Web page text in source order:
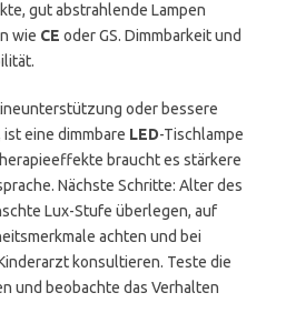
gut abstrahlende Lampen
wie CE oder GS. Dimmbarkeit und
oder bessere
eine dimmbare LED-Tischlampe
braucht es stärkere
Nächste Schritte: Alter des
Lux-Stufe überlegen, auf
achten und bei
konsultieren. Teste die
und beobachte das Verhalten